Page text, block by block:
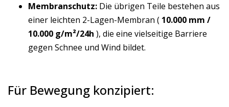
Membranschutz: Die übrigen Teile bestehen aus
einer leichten 2-Lagen-Membran ( 10.000 mm /
10.000 g/m²/24h ), die eine vielseitige Barriere
gegen Schnee und Wind bildet.
Für Bewegung konzipiert: